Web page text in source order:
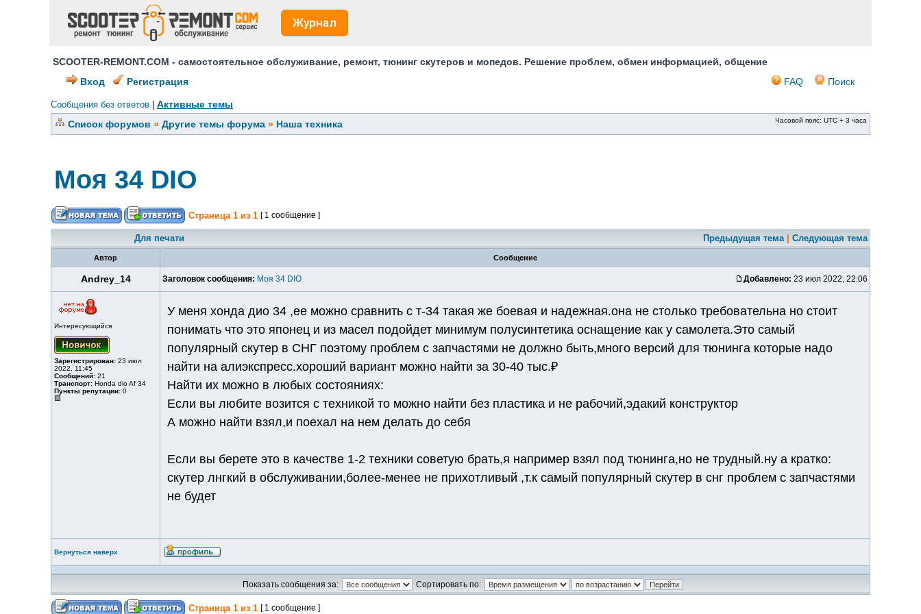
Журнал
SCOOTER-REMONT.COM - самостоятельное обслуживание, ремонт, тюнинг скутеров и мопедов. Решение проблем, обмен информацией, общение
Вход
Регистрация FAQ Поиск
Сообщения без ответов
Активные темы
Список форумов » Другие темы форума » Наша техника Часовой пояс: UTC + 3 часа
Моя 34 DIO
Страница 1 из 1 [ 1 сообщение ]
Для печати Предыдущая тема| Следующая тема
Автор Сообщение
Andrey_14 Заголовок сообщения: Моя 34 DIO Добавлено: 23 июл 2022, 22:06
Интересующийся
Зарегистрирован: 23 июл
2022, 11:45
Сообщений: 21
Транспорт: Honda dio Af 34
Пункты репутации: 0
У меня хонда дио 34 ,ее можно сравнить с т-34 такая же боевая и надежная.она не столько требовательна но стоит
понимать что это японец и из масел подойдет минимум полусинтетика оснащение как у самолета.Это самый
популярный скутер в СНГ поэтому проблем с запчастями не должно быть,много версий для тюнинга которые надо
найти на алиэкспресс.хороший вариант можно найти за 30-40 тыс.₽
Найти их можно в любых состояниях:
Если вы любите возится с техникой то можно найти без пластика и не рабочий,эдакий конструктор
А можно найти взял,и поехал на нем делать до себя
Если вы берете это в качестве 1-2 техники советую брать,я например взял под тюнинга,но не трудный.ну а кратко:
скутер лнгкий в обслуживании,более-менее не прихотливый ,т.к самый популярный скутер в снг проблем с запчастями
не будет
Вернуться наверх
Показать сообщения за: Сортировать по:
Страница 1 из 1 [ 1 сообщение ]